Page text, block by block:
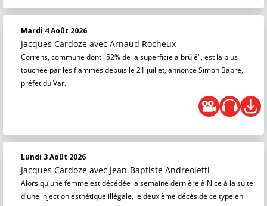
Mardi 4 Août 2026
Jacques Cardoze avec Arnaud Rocheux
Correns, commune dont "52% de la superficie a brûlé", est la plus
touchée par les flammes depuis le 21 juillet, annonce Simon Babre,
préfet du Var.
Lundi 3 Août 2026
Jacques Cardoze avec Jean-Baptiste Andreoletti
Alors qu'une femme est décédée la semaine dernière à Nice à la suite
d'une injection esthétique illégale, le deuxième décès de ce type en